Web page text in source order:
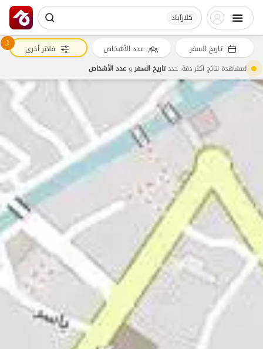
کلارآباد
تاريخ السفر عدد الأشخاص 1 فلاتر أخرى
لمشاهدة نتائج أكثر دقة، حددتاريخ السفروعدد الأشخاص